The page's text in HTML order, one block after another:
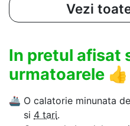
Vezi
In pretul afisat
urmatoarele 👍
🚢 O calatorie minunata
si 4 tari.